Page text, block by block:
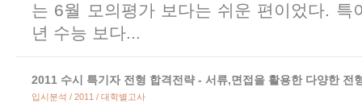
는 6월 모의평가 보다는 쉬운 편이었다. 특
년 수능 보다...
입시분석 / 2011 / 대학별고사